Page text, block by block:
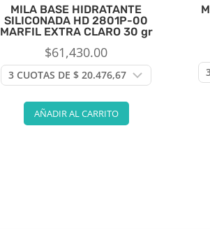
MILA BASE HIDRATANTE
SILICONADA HD 2801P-00
MARFIL EXTRA CLARO 30 gr
$61,430.00
AÑADIR AL CARRITO